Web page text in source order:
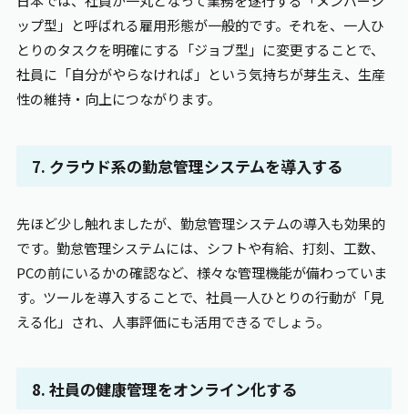
ップ型」と呼ばれる雇用形態が一般的です。それを、一人ひ
とりのタスクを明確にする「ジョブ型」に変更することで、
社員に「自分がやらなければ」という気持ちが芽生え、生産
性の維持・向上につながります。
7. クラウド系の勤怠管理システムを導入する
先ほど少し触れましたが、勤怠管理システムの導入も効果的
です。勤怠管理システムには、シフトや有給、打刻、工数、
PCの前にいるかの確認など、様々な管理機能が備わっていま
す。ツールを導入することで、社員一人ひとりの行動が「見
える化」され、人事評価にも活用できるでしょう。
8. 社員の健康管理をオンライン化する